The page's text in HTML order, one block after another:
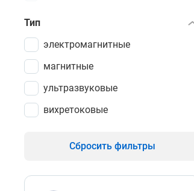
Тип
электромагнитные
магнитные
ультразвуковые
вихретоковые
Сбросить фильтры